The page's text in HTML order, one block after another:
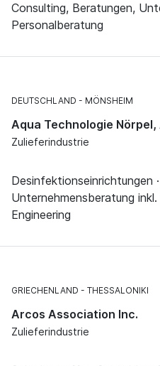
Consulting, Beratungen,
Personalberatung
DEUTSCHLAND MÖNSHEIM
Aqua Technologie
Zulieferindustrie
Desinfektionseinrichtungen
Unternehmensberatung
Engineering
GRIECHENLAND THESSALONIKI
Arcos Association Inc.
Zulieferindustrie